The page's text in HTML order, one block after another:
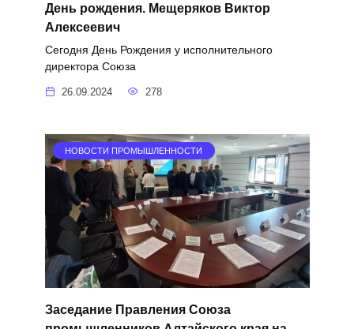
День рождения. Мещеряков Виктор
Алексеевич
Сегодня День Рождения у исполнительного
директора Союза
26.09.2024 278
НОВОСТИ ПРОМЫШЛЕННОСТИ
Заседание Правления Союза